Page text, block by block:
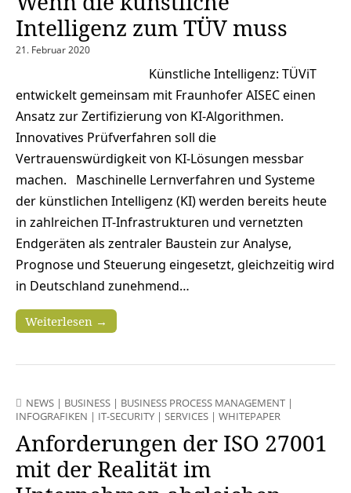
Intelligenz zum TÜV muss
21. Februar 2020
Künstliche Intelligenz: TÜViT
entwickelt gemeinsam mit Fraunhofer AISEC einen
Ansatz zur Zertifizierung von KI-Algorithmen.
Innovatives Prüfverfahren soll die
Vertrauenswürdigkeit von KI-Lösungen messbar
machen. Maschinelle Lernverfahren und Systeme
der künstlichen Intelligenz (KI) werden bereits heute
in zahlreichen IT-Infrastrukturen und vernetzten
Endgeräten als zentraler Baustein zur Analyse,
Prognose und Steuerung eingesetzt, gleichzeitig wird
in Deutschland zunehmend…
Weiterlesen →
NEWS | BUSINESS | BUSINESS PROCESS MANAGEMENT |
INFOGRAFIKEN | IT-SECURITY | SERVICES | WHITEPAPER
Anforderungen der ISO 27001
mit der Realität im